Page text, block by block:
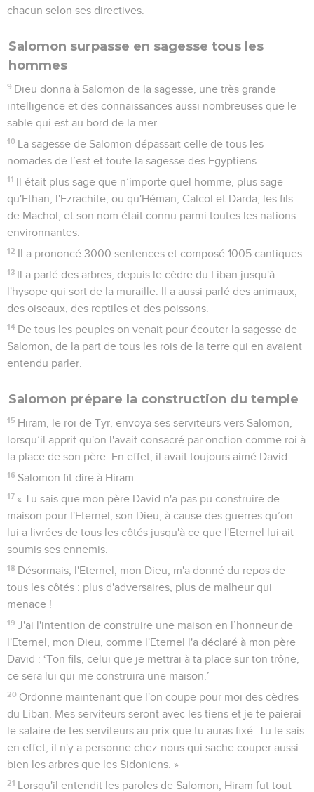
chacun selon ses directives.
Salomon surpasse en sagesse tous les
hommes
9 Dieu donna à Salomon de la sagesse, une très grande
intelligence et des connaissances aussi nombreuses que le
sable qui est au bord de la mer.
10 La sagesse de Salomon dépassait celle de tous les
nomades de l’est et toute la sagesse des Egyptiens.
11 Il était plus sage que n’importe quel homme, plus sage
qu'Ethan, l'Ezrachite, ou qu'Héman, Calcol et Darda, les fils
de Machol, et son nom était connu parmi toutes les nations
environnantes.
12 Il a prononcé 3000 sentences et composé 1005 cantiques.
13 Il a parlé des arbres, depuis le cèdre du Liban jusqu'à
l'hysope qui sort de la muraille. Il a aussi parlé des animaux,
des oiseaux, des reptiles et des poissons.
14 De tous les peuples on venait pour écouter la sagesse de
Salomon, de la part de tous les rois de la terre qui en avaient
entendu parler.
Salomon prépare la construction du temple
15 Hiram, le roi de Tyr, envoya ses serviteurs vers Salomon,
lorsqu’il apprit qu'on l'avait consacré par onction comme roi à
la place de son père. En effet, il avait toujours aimé David.
16 Salomon fit dire à Hiram :
17 « Tu sais que mon père David n'a pas pu construire de
maison pour l'Eternel, son Dieu, à cause des guerres qu’on
lui a livrées de tous les côtés jusqu'à ce que l'Eternel lui ait
soumis ses ennemis.
18 Désormais, l'Eternel, mon Dieu, m'a donné du repos de
tous les côtés : plus d'adversaires, plus de malheur qui
menace !
19 J'ai l'intention de construire une maison en l’honneur de
l'Eternel, mon Dieu, comme l'Eternel l'a déclaré à mon père
David : ‘Ton fils, celui que je mettrai à ta place sur ton trône,
ce sera lui qui me construira une maison.’
20 Ordonne maintenant que l'on coupe pour moi des cèdres
du Liban. Mes serviteurs seront avec les tiens et je te paierai
le salaire de tes serviteurs au prix que tu auras fixé. Tu le sais
en effet, il n'y a personne chez nous qui sache couper aussi
bien les arbres que les Sidoniens. »
21 Lorsqu'il entendit les paroles de Salomon, Hiram fut tout